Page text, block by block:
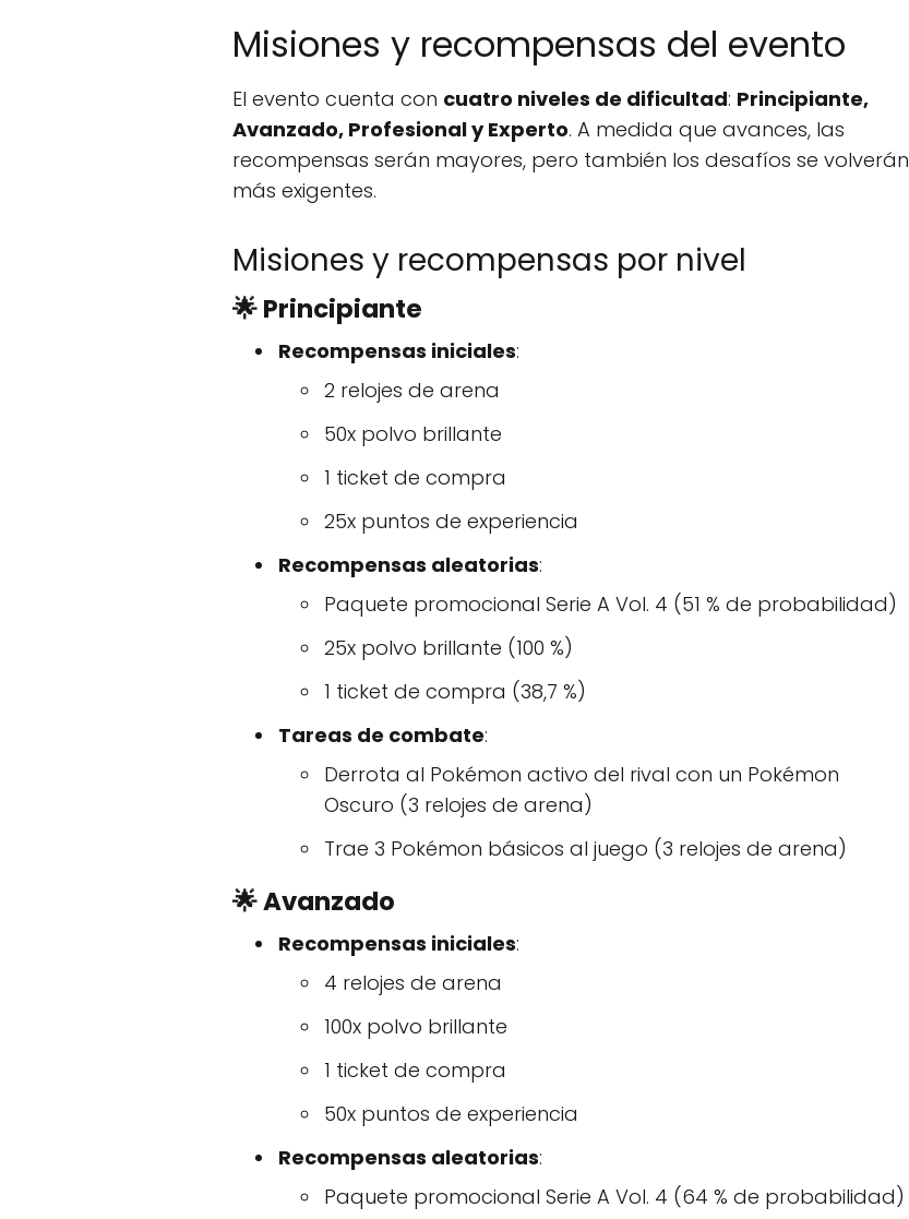
Misiones y recompensas del evento
El evento cuenta con cuatro niveles de dificultad: Principiante,
Avanzado, Profesional y Experto. A medida que avances, las
recompensas serán mayores, pero también los desafíos se volverán
más exigentes.
Misiones y recompensas por nivel
🌟 Principiante
Recompensas iniciales:
2 relojes de arena
50x polvo brillante
1 ticket de compra
25x puntos de experiencia
Recompensas aleatorias:
Paquete promocional Serie A Vol. 4 (51 % de probabilidad)
25x polvo brillante (100 %)
1 ticket de compra (38,7 %)
Tareas de combate:
Derrota al Pokémon activo del rival con un Pokémon
Oscuro (3 relojes de arena)
Trae 3 Pokémon básicos al juego (3 relojes de arena)
🌟 Avanzado
Recompensas iniciales:
4 relojes de arena
100x polvo brillante
1 ticket de compra
50x puntos de experiencia
Recompensas aleatorias:
Paquete promocional Serie A Vol. 4 (64 % de probabilidad)